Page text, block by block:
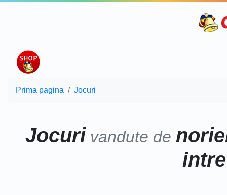
Prima pagina Jocuri
Jocuri vandute de